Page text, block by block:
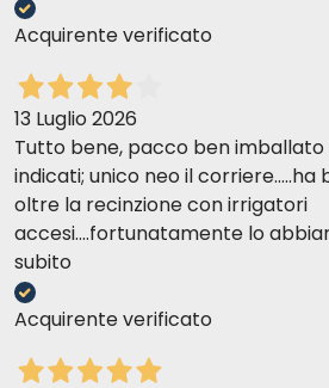
Acquirente verificato
13 Luglio 2026
Tutto bene, pacco ben
indicati; unico neo il
oltre la recinzione con irrigatori
accesi....fortunatamente lo
subito
Acquirente verificato